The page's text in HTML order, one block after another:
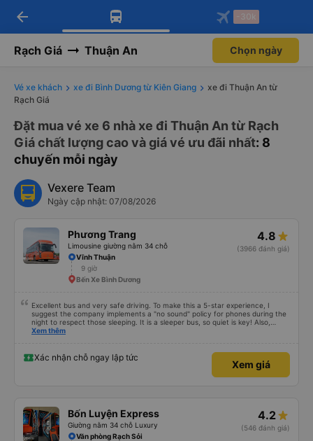
Tải app Vexere ngay!
Nhận ưu đãi thành viên độc
Mở app
Tải app Vexere
-30k/ghế khi đặt vé máy bay qua
Mở app
arrow_back -30k
Rạch Giá Thuận An Chọn ngày
Vé xe khách xe đi Bình Dương từ Kiên Giang
xe đi Thuận An từ
Rạch Giá
Đặt mua vé xe 6 nhà xe đi Thuận An từ Rạch
Giá chất lượng cao và giá vé ưu đãi nhất: 8
chuyến mỗi ngày
Vexere Team
Ngày cập nhật: 07/08/2026
Phương Trang
Limousine giường nằm 34 chỗ
4.8
(3966 đánh giá)
Vĩnh Thuận
9 giờ
Bến Xe Bình Dương
Excellent bus and very safe driving. To make this a 5-star experience, I
suggest the company implements a "no sound" policy for phones during the
night to respect those sleeping. It is a sleeper bus, so quiet is key! Also,
please display the Wi-Fi password clearly inside the cabin for convenience. I
quy định rõ ràng về việc giữ im lặng (tắt âm thanh điện thoại) vào ban đêm
để tránh làm phiền hành khách khác ngủ. Ngoài ra, nhà xe nên dán sẵn mật
khẩu Wi-Fi trong xe để hành khách dễ dàng sử dụng. Tôi vẫn sẽ tiếp tục ủng
Xem thêm
Xác nhận chỗ ngay lập tức
Xem giá
Bốn Luyện Express
Giường nằm 34 chỗ Luxury
4.2
(546 đánh giá)
Văn phòng Rạch Sỏi